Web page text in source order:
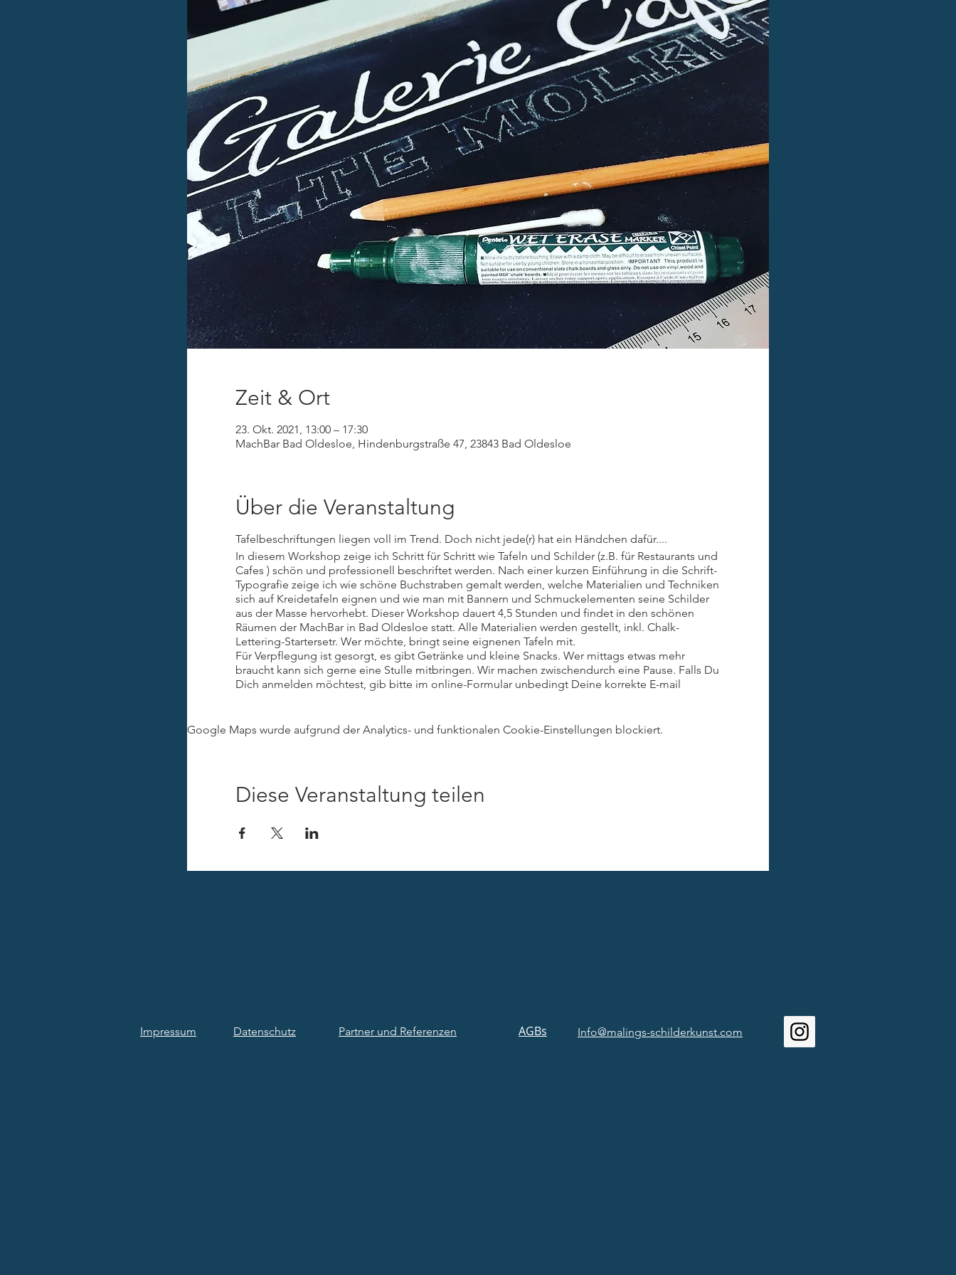
Zeit & Ort
23. Okt. 2021, 13:00 – 17:30
MachBar Bad Oldesloe, Hindenburgstraße 47, 23843 Bad Oldesloe
Über die Veranstaltung
Tafelbeschriftungen liegen voll im Trend. Doch nicht jede(r) hat ein Händchen dafür....
In diesem Workshop zeige ich Schritt für Schritt wie Tafeln und Schilder (z.B. für Restaurants und
Cafes ) schön und professionell beschriftet werden. Nach einer kurzen Einführung in die Schrift-
Typografie zeige ich wie schöne Buchstraben gemalt werden, welche Materialien und Techniken
sich auf Kreidetafeln eignen und wie man mit Bannern und Schmuckelementen seine Schilder
aus der Masse hervorhebt. Dieser Workshop dauert 4,5 Stunden und findet in den schönen
Räumen der MachBar in Bad Oldesloe statt. Alle Materialien werden gestellt, inkl. Chalk-
Lettering-Startersetr. Wer möchte, bringt seine eignenen Tafeln mit.
Für Verpflegung ist gesorgt, es gibt Getränke und kleine Snacks. Wer mittags etwas mehr
braucht kann sich gerne eine Stulle mitbringen. Wir machen zwischendurch eine Pause. Falls Du
Dich anmelden möchtest, gib bitte im online-Formular unbedingt Deine korrekte E-mail
Google Maps wurde aufgrund der Analytics- und funktionalen Cookie-Einstellungen blockiert.
Diese Veranstaltung teilen
Impressum Datenschutz Partner und Referenzen AGBs Info@malings-schilderkunst.com